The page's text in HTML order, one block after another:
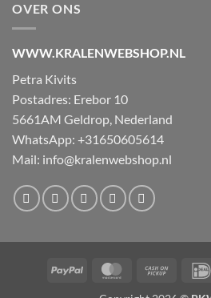
OVER ONS
WWW.KRALENWEBSHOP.NL
Petra Kivits
Postadres: Erebor 10
5661AM Geldrop, Nederland
WhatsApp: +31650605614
Mail: info@kralenwebshop.nl
PayPal MasterCardCash